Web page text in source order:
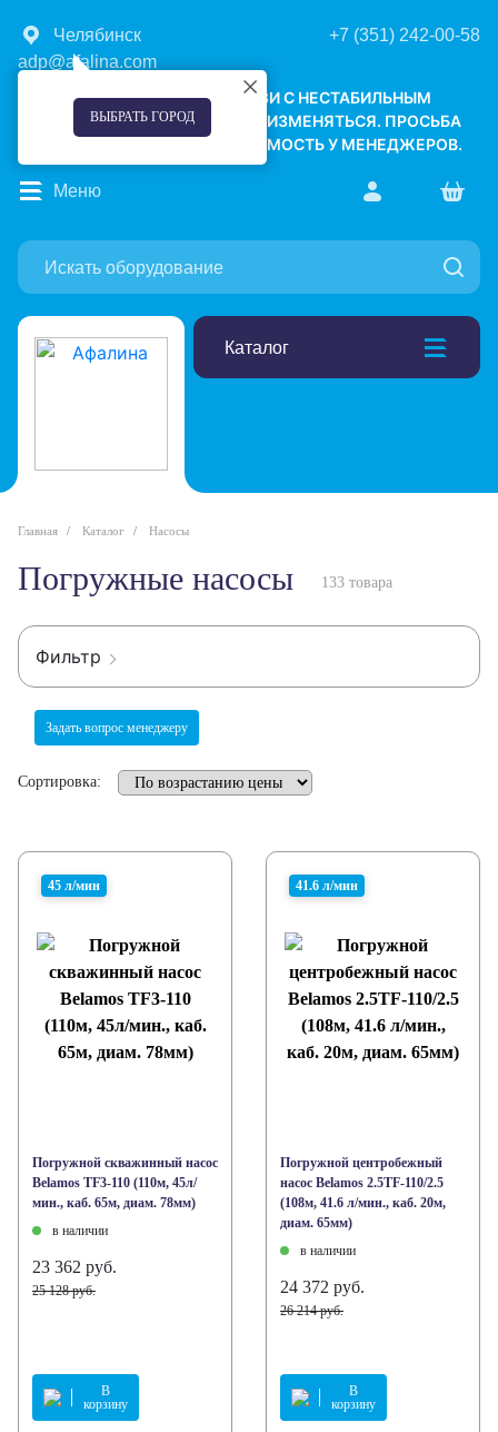
Челябинск
ВЫБРАТЬ ГОРОД
+7 (351) 242-00-58
adp@afalina.com
УВАЖАЕМЫЕ КЛИЕНТЫ! В СВЯЗИ С НЕСТАБИЛЬНЫМ
КУРСОМ ВАЛЮТ, ЦЕНЫ МОГУТ ИЗМЕНЯТЬСЯ. ПРОСЬБА
УТОЧНЯТЬ АКТУАЛЬНУЮ СТОИМОСТЬ У МЕНЕДЖЕРОВ.
Каталог
Меню
Главная Каталог Насосы
Погружные насосы 133 товара
Фильтр
Задать вопрос менеджеру
Сортировка:
45 л/мин
Погружной скважинный насос
Belamos TF3-110 (110м, 45л/
мин., каб. 65м, диам. 78мм)
в наличии
23 362 руб.
25 128 руб.
В
корзину
41.6 л/мин
Погружной центробежный
насос Belamos 2.5TF-110/2.5
(108м, 41.6 л/мин., каб. 20м,
диам. 65мм)
в наличии
24 372 руб.
26 214 руб.
В
корзину